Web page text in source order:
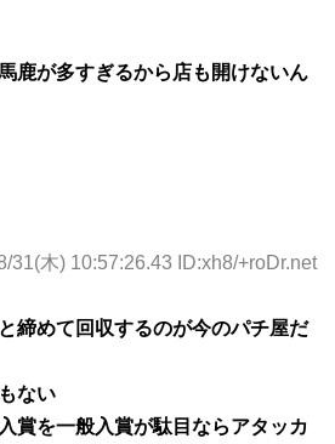
鹿が多すぎるから店も開けないん
31(木) 10:57:26.43 ID:xh8/+roDr.net
締めて回収するのが今のパチ屋だ
ない
賞を一般入賞が駄目ならアタッカ